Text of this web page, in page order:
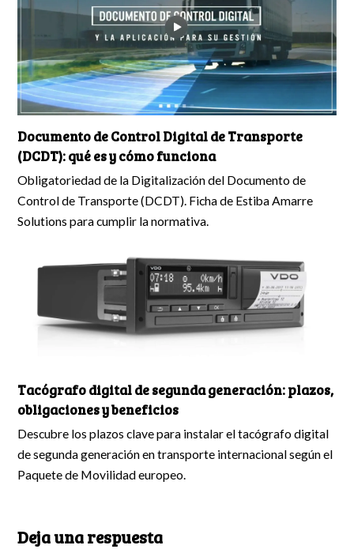
Documento de Control Digital de Transporte
(DCDT): qué es y cómo funciona
Obligatoriedad de la Digitalización del Documento de
Control de Transporte (DCDT). Ficha de Estiba Amarre
Solutions para cumplir la normativa.
Tacógrafo digital de segunda generación: plazos,
obligaciones y beneficios
Descubre los plazos clave para instalar el tacógrafo digital
de segunda generación en transporte internacional según el
Paquete de Movilidad europeo.
Deja una respuesta